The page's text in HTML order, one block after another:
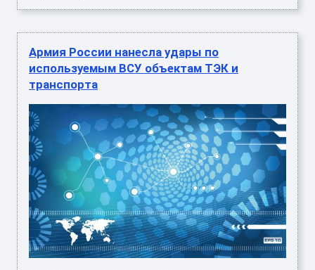
Армия России нанесла удары по
используемым ВСУ объектам ТЭК и
транспорта